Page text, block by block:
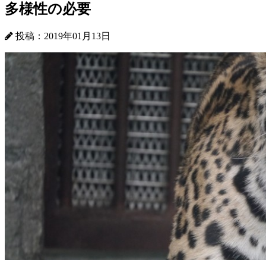
多様性の必要
投稿：2019年01月13日